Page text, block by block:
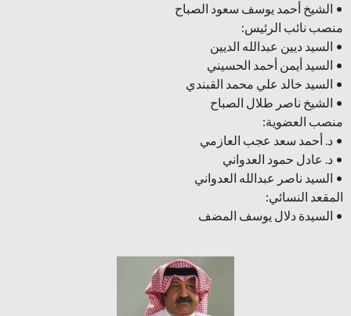
• الشيخ أحمد يوسف سعود الصباح
منصب نائب الرئيس:
• السيد ديين عبدالله الديين
• السيد أيمن أحمد الحسيني
• السيد خالد علي محمد القبندي
• الشيخ ناصر طلال الصباح
منصب العضوية:
• د. أحمد سعد عجب العازمي
• د. عادل حمود العدواني
• السيد ناصر عبدالله العدواني
المقعد النسائي:
• السيدة دلال يوسف المضف